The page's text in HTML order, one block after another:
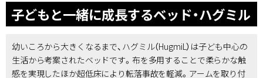
子どもと一緒に成長するベッド・ハグミル
幼いころから大きくなるまで、ハグミル（HugmiL）は子ども中心の
生活から考案されたベッドです。布を多用することで柔らかな触
感を実現したほか超低床により転落事故を軽減。アームを取り付